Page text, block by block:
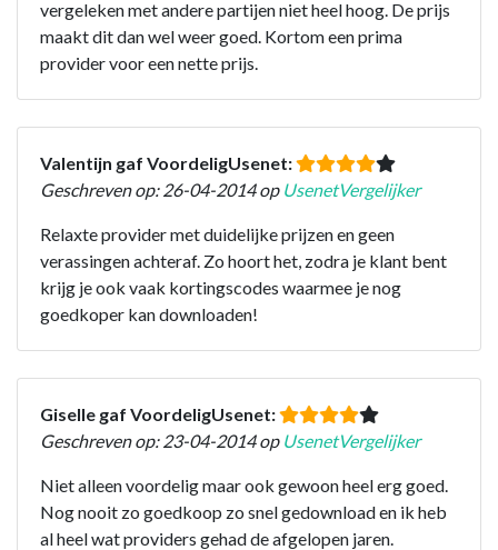
vergeleken met andere partijen niet heel hoog. De prijs
maakt dit dan wel weer goed. Kortom een prima
provider voor een nette prijs.
Valentijn gaf VoordeligUsenet:
Geschreven op: 26-04-2014 op UsenetVergelijker
Relaxte provider met duidelijke prijzen en geen
verassingen achteraf. Zo hoort het, zodra je klant bent
krijg je ook vaak kortingscodes waarmee je nog
goedkoper kan downloaden!
Giselle gaf VoordeligUsenet:
Geschreven op: 23-04-2014 op UsenetVergelijker
Niet alleen voordelig maar ook gewoon heel erg goed.
Nog nooit zo goedkoop zo snel gedownload en ik heb
al heel wat providers gehad de afgelopen jaren.